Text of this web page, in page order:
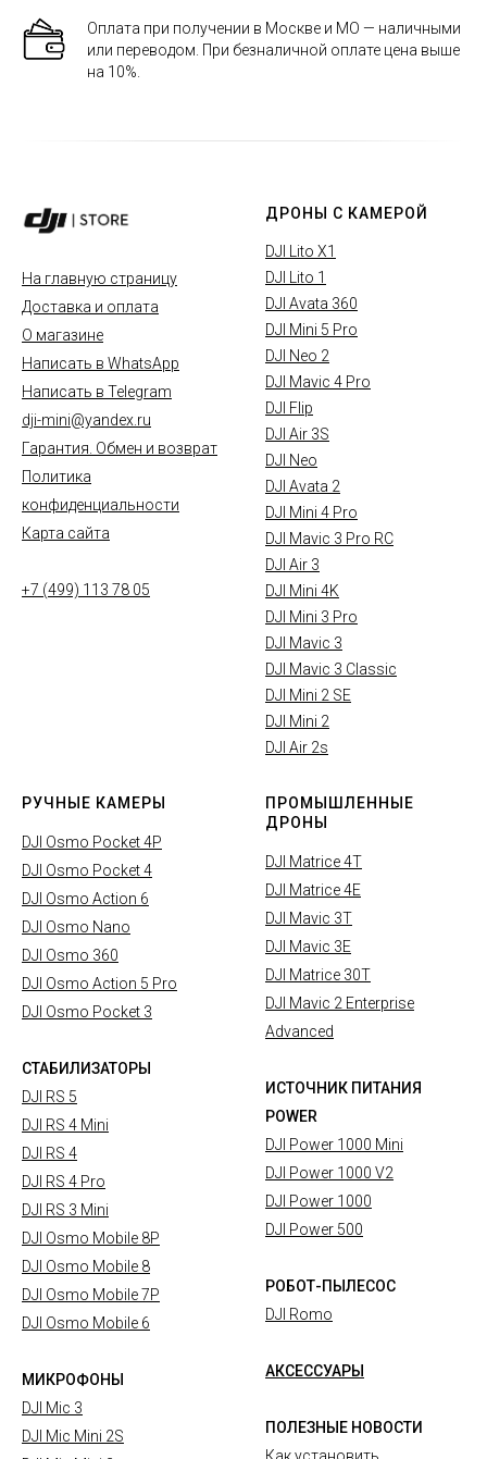
Оплата при получении в Москве и МО — наличными
или переводом. При безналичной оплате цена выше
на 10%.
На главную страницу
Доставка и оплата
О магазине
Написать в WhatsApp
Написать в Telegram
dji-mini@yandex.ru
Гарантия. Обмен и возврат
Политика
конфиденциальности
Карта сайта
+7 (499) 113 78 05
ДРОНЫ С КАМЕРОЙ
DJI Lito X1
DJI Lito 1
DJI Avata 360
DJI Mini 5 Pro
DJI Neo 2
DJI Mavic 4 Pro
DJI Flip
DJI Air 3S
DJI Neo
DJI Avata 2
DJI Mini 4 Pro
DJI Mavic 3 Pro RC
DJI Air 3
DJI Mini 4K
DJI Mini 3 Pro
DJI Mavic 3
DJI Mavic 3 Classic
DJI Mini 2 SE
DJI Mini 2
DJI Air 2s
РУЧНЫЕ КАМЕРЫ
DJI Osmo Pocket 4P
DJI Osmo Pocket 4
DJI Osmo Action 6
DJI Osmo Nano
DJI Osmo 360
DJI Osmo Action 5 Pro
DJI Osmo Pocket 3
СТАБИЛИЗАТОРЫ
DJI RS 5
DJI RS 4 Mini
DJI RS 4
DJI RS 4 Pro
DJI RS 3 Mini
DJI Osmo Mobile 8P
DJI Osmo Mobile 8
DJI Osmo Mobile 7P
DJI Osmo Mobile 6
МИКРОФОНЫ
DJI Mic 3
DJI Mic Mini 2S
ПРОМЫШЛЕННЫЕ
ДРОНЫ
DJI Matrice 4T
DJI Matrice 4E
DJI Mavic 3T
DJI Mavic 3E
DJI Matrice 30T
DJI Mavic 2 Enterprise
Advanced
ИСТОЧНИК ПИТАНИЯ
POWER
DJI Power 1000 Mini
DJI Power 1000 V2
DJI Power 1000
DJI Power 500
РОБОТ-ПЫЛЕСОС
DJI Romo
АКСЕССУАРЫ
ПОЛЕЗНЫЕ НОВОСТИ